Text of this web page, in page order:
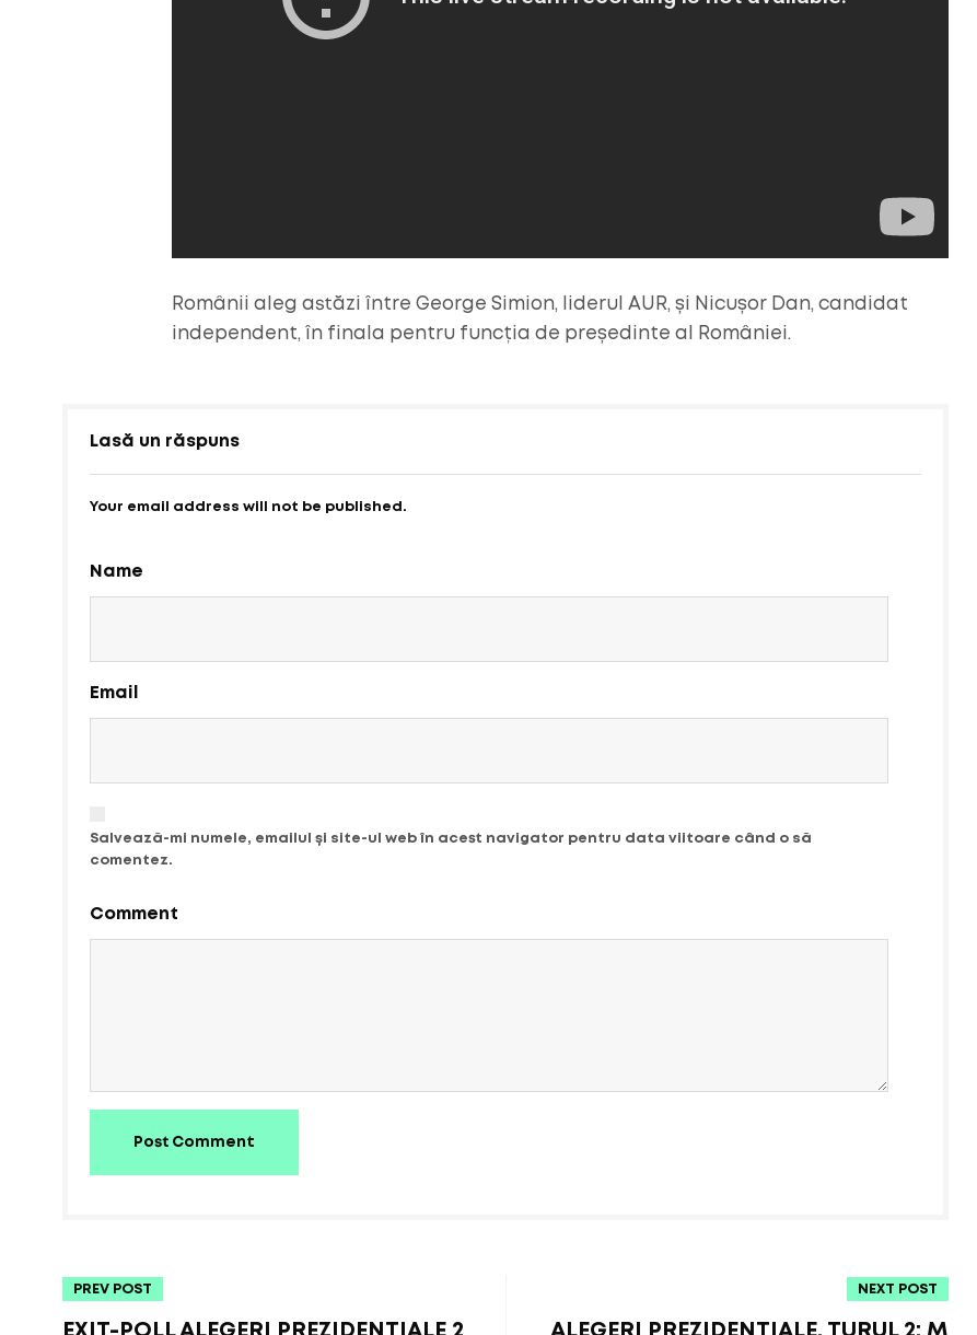
Românii aleg astăzi între George Simion, liderul AUR, și Nicușor Dan, candidat
independent, în finala pentru funcția de președinte al României.
Lasă un răspuns
Your email address will not be published.
Name
Email
Salvează-mi numele, emailul și site-ul web în acest navigator pentru data viitoare când o să
comentez.
Comment
Post Comment
PREV POST
EXIT-POLL ALEGERI PREZIDENȚIALE 2
NEXT POST
ALEGERI PREZIDENȚIALE, TURUL 2: M